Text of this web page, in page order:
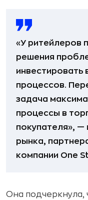
«У ритейлеров
решения
инвестировать
процессов.
задача
процессы в
покупателя», —
рынка,
компании One
Она